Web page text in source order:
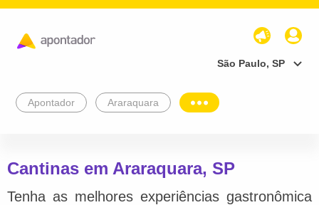
São Paulo, SP
Apontador Araraquara
Cantinas em Araraquara, SP
Tenha as melhores experiências gastronômica